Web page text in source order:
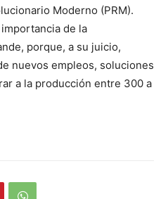
Moderno (PRM).
de la
porque, a su juicio,
nuevos empleos, soluciones
a la producción entre 300 a